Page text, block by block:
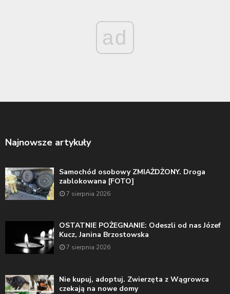
ad
Najnowsze artykuły
Samochód osobowy ZMIAŻDŻONY. Droga
zablokowana [FOTO]
7 sierpnia 2026
OSTATNIE POŻEGNANIE: Odeszli od nas Józef
Kucz, Janina Brzostowska
7 sierpnia 2026
Nie kupuj, adoptuj. Zwierzęta z Wągrowca
czekają na nowe domy